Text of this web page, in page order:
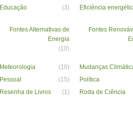
Educação
(3) Eficiência
Fontes Alternativas de
Energia
(10)
Fontes
Meteorologia (10)
Mudanças
Pessoal (15)
Política
Resenha de Livros (1)
Roda de Ciência